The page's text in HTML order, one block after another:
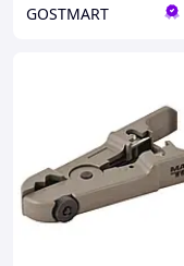
GOSTMART